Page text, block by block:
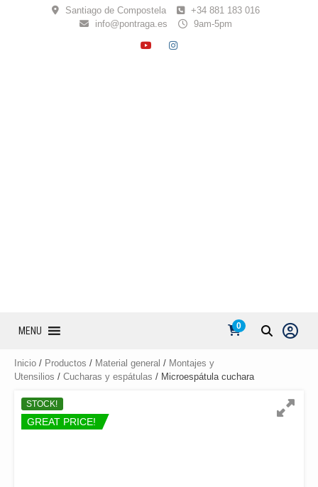
Santiago de Compostela
+34 881 183 016
info@pontraga.es
9am-5pm
YOUTUBE
INSTAGRAM
MENU 0
Inicio / Productos / Material general / Montajes y
Utensilios / Cucharas y espátulas / Microespátula cuchara
STOCK!
GREAT PRICE!